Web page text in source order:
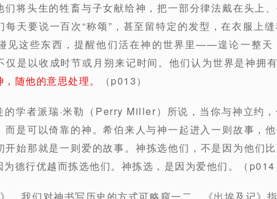
们将头生的牲畜与子女献给神，把一部分律法戴在头上
每天要说一百次“称颂”，甚至留特定的发型，在衣服上
见这些东西，提醒他们活在神的世界里——遑论一整天
仅是以收成时节或月朔来记时间。他们认为世界是神拥有
随他的意思处理。
（p013）
学者派瑞·米勒（Perry Miller）所说，当你与神立约，
而是可以倚靠的神。希伯来人与神一起进入一则故事，
开始那就是一则爱的故事。神拣选他们，不是因为他们
德行优越而拣选他们。神拣选，是因为爱他们。（p014